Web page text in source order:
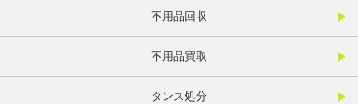
不用品回収
不用品買取
タンス処分